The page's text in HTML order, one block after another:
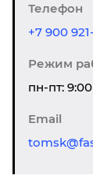
Телефон
+7 900
Режим
пн-пт:
Email